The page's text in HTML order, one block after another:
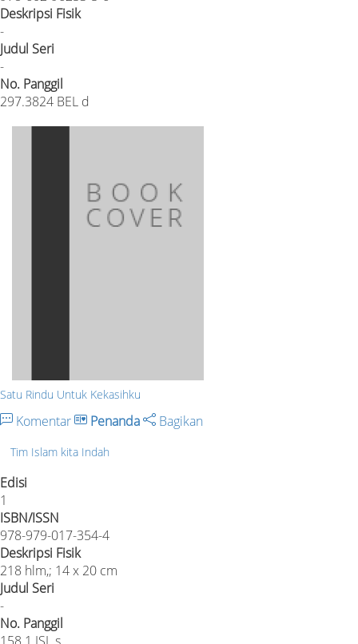
Deskripsi Fisik
-
Judul Seri
-
No. Panggil
297.3824 BEL d
Satu Rindu Untuk Kekasihku
Komentar Penanda Bagikan
Tim Islam kita Indah
Edisi
1
ISBN/ISSN
978-979-017-354-4
Deskripsi Fisik
218 hlm,; 14 x 20 cm
Judul Seri
-
No. Panggil